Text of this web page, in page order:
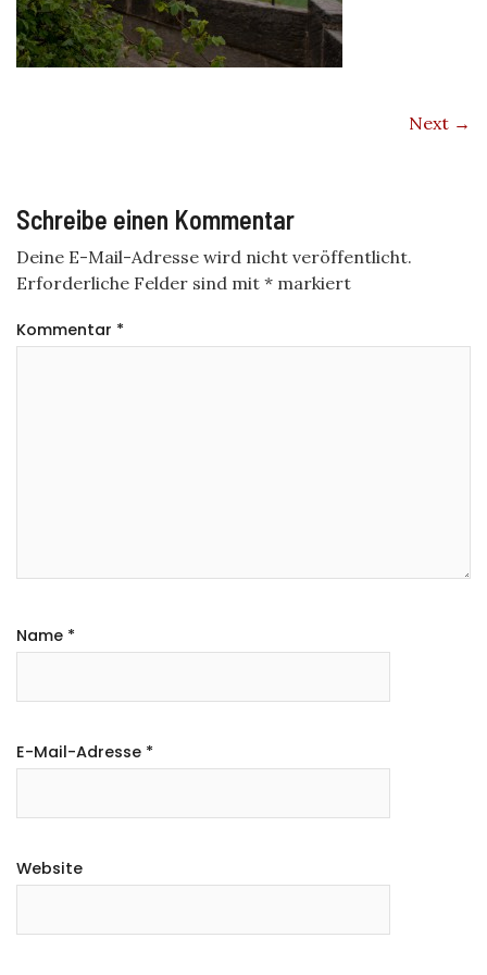
Next →
Schreibe einen Kommentar
Deine E-Mail-Adresse wird nicht veröffentlicht.
Erforderliche Felder sind mit * markiert
Kommentar *
Name *
E-Mail-Adresse *
Website